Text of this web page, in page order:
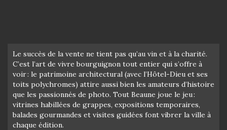
Le succès de la vente ne tient pas qu’au vin et à la charité.
C’est l’art de vivre bourguignon tout entier qui s’offre à
voir : le patrimoine architectural (avec l’Hôtel-Dieu et ses
toits polychromes) attire aussi bien les amateurs d’histoire
que les passionnés de photo. Tout Beaune joue le jeu :
vitrines habillées de grappes, expositions temporaires,
balades gourmandes et visites guidées font vibrer la ville à
chaque édition.